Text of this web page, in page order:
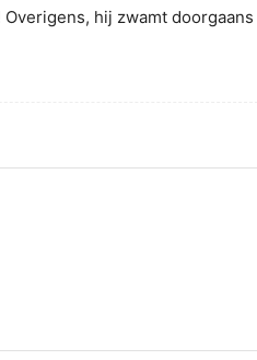
hij zwamt doorgaans